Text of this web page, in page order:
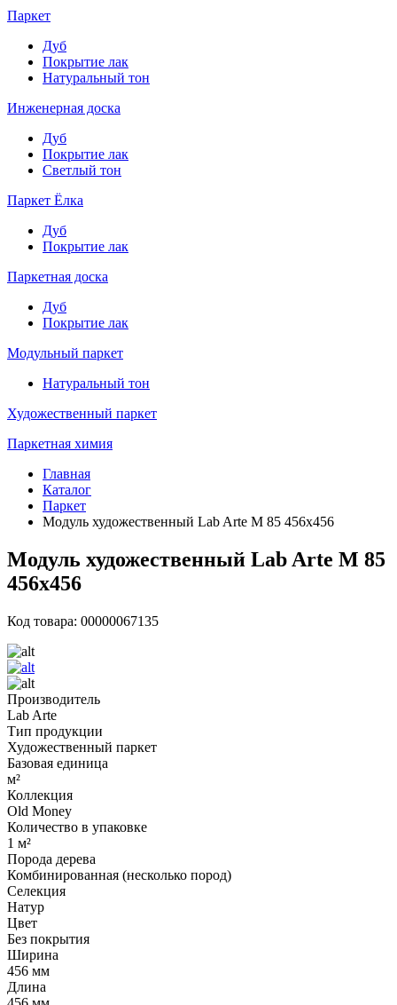
Паркет
Дуб
Покрытие лак
Натуральный тон
Инженерная доска
Дуб
Покрытие лак
Светлый тон
Паркет Ёлка
Дуб
Покрытие лак
Паркетная доска
Дуб
Покрытие лак
Модульный паркет
Натуральный тон
Художественный паркет
Паркетная химия
Главная
Каталог
Паркет
Модуль художественный Lab Arte М 85 456х456
Модуль художественный Lab Arte М 85
456х456
Код товара: 00000067135
Производитель
Lab Arte
Тип продукции
Художественный паркет
Базовая единица
м²
Коллекция
Old Money
Количество в упаковке
1 м²
Порода дерева
Комбинированная (несколько пород)
Селекция
Натур
Цвет
Без покрытия
Ширина
456 мм
Длина